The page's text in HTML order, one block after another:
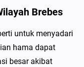
Brebes
untuk menyadari
hama dapat
besar akibat